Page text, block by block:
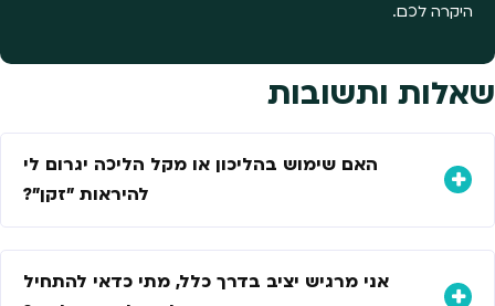
היקרה לכם.
שאלות ותשובות
האם שימוש בהליכון או מקל הליכה יגרום לי
להיראות "זקן"?
אני מרגיש יציב בדרך כלל, מתי כדאי להתחיל